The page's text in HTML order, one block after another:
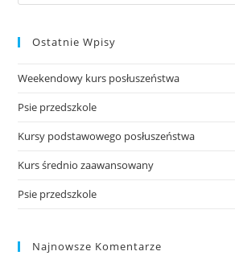
Ostatnie Wpisy
Weekendowy kurs posłuszeństwa
Psie przedszkole
Kursy podstawowego posłuszeństwa
Kurs średnio zaawansowany
Psie przedszkole
Najnowsze Komentarze